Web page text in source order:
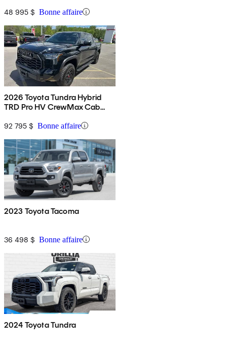
48 995 $ Bonne affaire
2026 Toyota Tundra Hybrid
TRD Pro HV CrewMax Cab
92 795 $ Bonne affaire
2023 Toyota Tacoma
36 498 $ Bonne affaire
2024 Toyota Tundra